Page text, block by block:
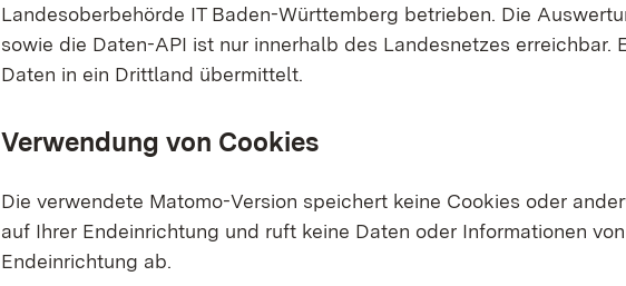
Landesoberbehörde IT Baden-Württemberg betrieben. Die
sowie die Daten-API ist nur innerhalb des Landesnetzes erreichbar.
Daten in ein Drittland übermittelt.
Verwendung von Cookies
Die verwendete Matomo-Version speichert keine Cookies oder
auf Ihrer Endeinrichtung und ruft keine Daten oder Informationen
Endeinrichtung ab.